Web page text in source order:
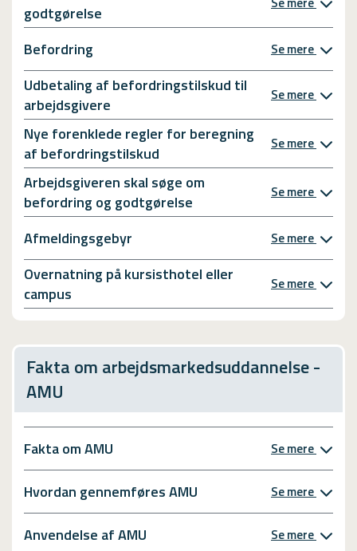
godtgørelse
Befordring Se mere
Udbetaling af befordringstilskud til
arbejdsgivere
Se mere
Nye forenklede regler for beregning
af befordringstilskud
Se mere
Arbejdsgiveren skal søge om
befordring og godtgørelse
Se mere
Afmeldingsgebyr Se mere
Overnatning på kursisthotel eller
campus
Se mere
Fakta om arbejdsmarkedsuddannelse -
AMU
Fakta om AMU Se mere
Hvordan gennemføres AMU Se mere
Anvendelse af AMU Se mere